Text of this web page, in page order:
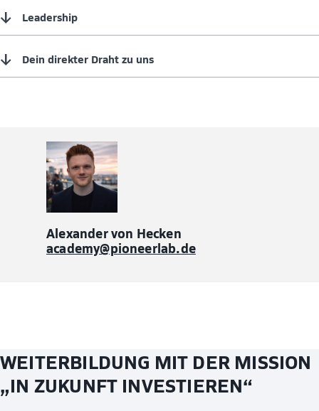
↓ Leadership
↓ Dein direkter Draht zu uns
Alexander von Hecken
academy@pioneerlab.de
WEITERBILDUNG MIT DER MISSION
„IN ZUKUNFT INVESTIEREN“